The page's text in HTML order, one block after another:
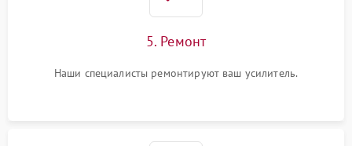
5. Ремонт
Наши специалисты ремонтируют ваш усилитель.